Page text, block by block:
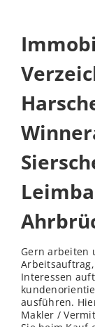
Gern arbeiten
Interessen
ausführen.
Makler /